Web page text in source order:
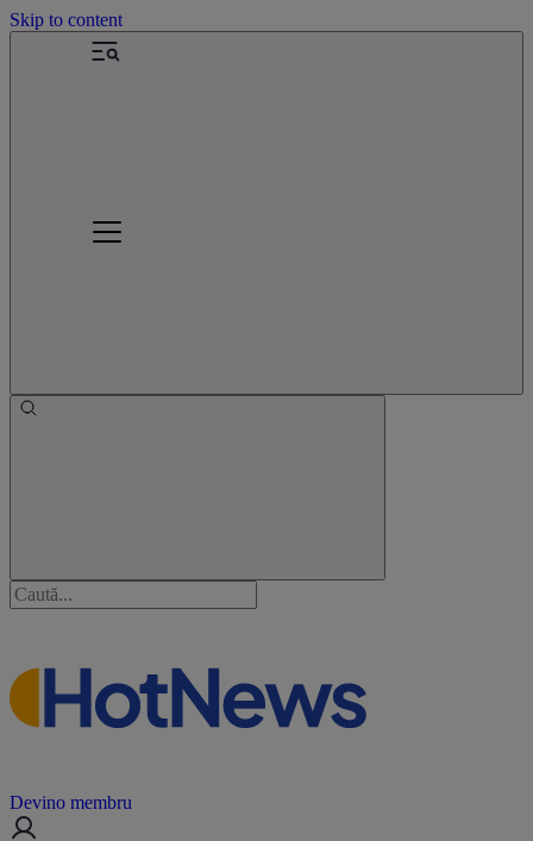
Skip to content
Devino membru